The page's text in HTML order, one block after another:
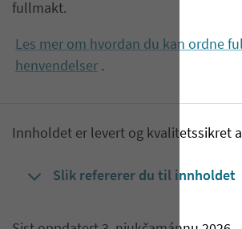
fullmakt.
Les mer om hvordan du kan ordne
henvendelser .
Innholdet er levert og kvalitetssikret
Slik refererer du til innholdet